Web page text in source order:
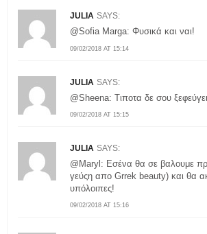
JULIA SAYS:
09/02/2018 AT 15:14
@Sofia Marga: Φυσικά και ναι!
JULIA SAYS:
09/02/2018 AT 15:15
@Sheena: Τιποτα δε σου
JULIA SAYS:
09/02/2018 AT 15:16
@Maryl: Εσένα θα σε βαλουμε
γεύςη απο Grrek beauty) και θα
υπόλοιπες!